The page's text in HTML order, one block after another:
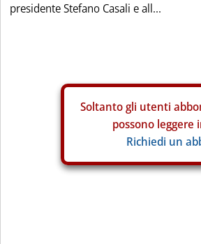
presidente Stefano Casali e all...
Soltanto gli utenti
possono
Richiedi un